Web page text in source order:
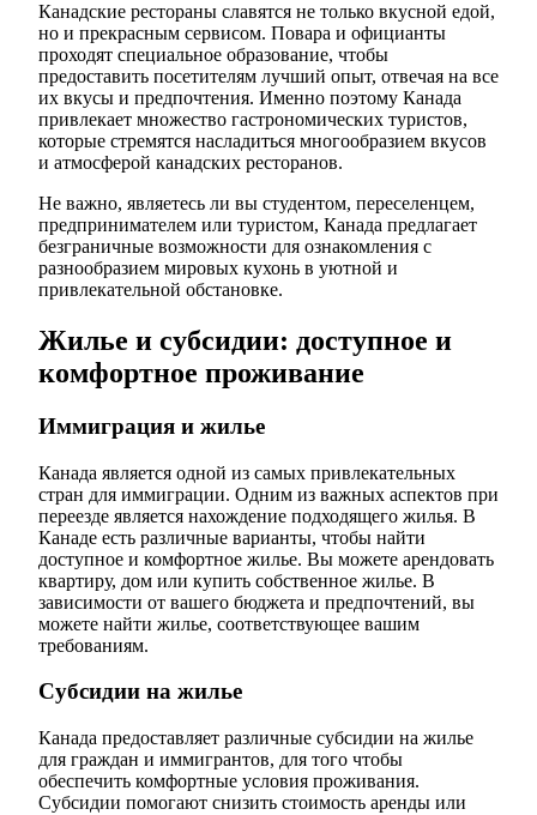
Канадские рестораны славятся не только вкусной едой,
но и прекрасным сервисом. Повара и официанты
проходят специальное образование, чтобы
предоставить посетителям лучший опыт, отвечая на все
их вкусы и предпочтения. Именно поэтому Канада
привлекает множество гастрономических туристов,
которые стремятся насладиться многообразием вкусов
и атмосферой канадских ресторанов.
Не важно, являетесь ли вы студентом, переселенцем,
предпринимателем или туристом, Канада предлагает
безграничные возможности для ознакомления с
разнообразием мировых кухонь в уютной и
привлекательной обстановке.
Жилье и субсидии: доступное и
комфортное проживание
Иммиграция и жилье
Канада является одной из самых привлекательных
стран для иммиграции. Одним из важных аспектов при
переезде является нахождение подходящего жилья. В
Канаде есть различные варианты, чтобы найти
доступное и комфортное жилье. Вы можете арендовать
квартиру, дом или купить собственное жилье. В
зависимости от вашего бюджета и предпочтений, вы
можете найти жилье, соответствующее вашим
требованиям.
Субсидии на жилье
Канада предоставляет различные субсидии на жилье
для граждан и иммигрантов, для того чтобы
обеспечить комфортные условия проживания.
Субсидии помогают снизить стоимость аренды или